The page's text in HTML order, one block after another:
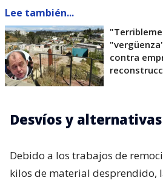
Lee también...
contra
Desvíos y
Debido a los trabajos de
kilos de material desprendido,